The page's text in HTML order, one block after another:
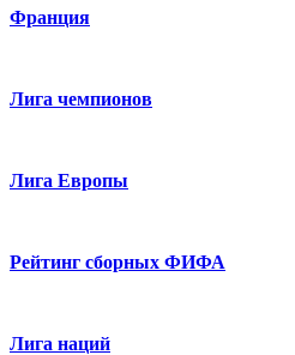
Франция
Лига чемпионов
Лига Европы
Рейтинг сборных ФИФА
Лига наций